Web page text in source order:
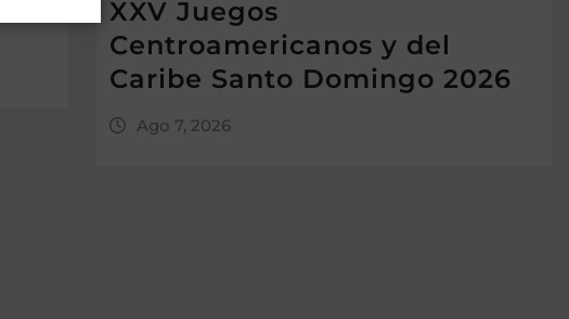
XXV Juegos
Centroamericanos y del
Caribe Santo Domingo 2026
Ago 7, 2026